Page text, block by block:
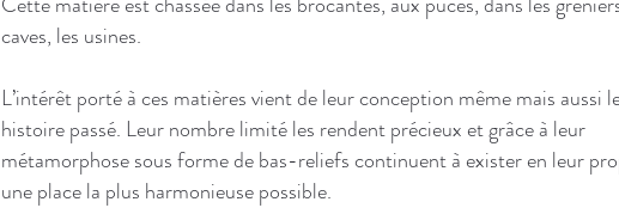
caves, les usines.
L’intérêt porté à ces matières vient de leur conception même mais aussi
histoire passé. Leur nombre limité les rendent précieux et grâce à leur
métamorphose sous forme de bas-reliefs continuent à exister en leur
une place la plus harmonieuse possible.